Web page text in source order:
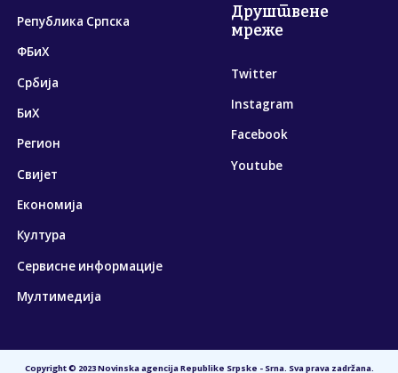
Република Српска
ФБиХ
Србија
БиХ
Регион
Свијет
Економија
Култура
Сервисне информације
Мултимедија
Друштвене
мреже
Twitter
Instagram
Facebook
Youtube
Copyright © 2023 Novinska agencija Republike Srpske - Srna. Sva prava zadržana.